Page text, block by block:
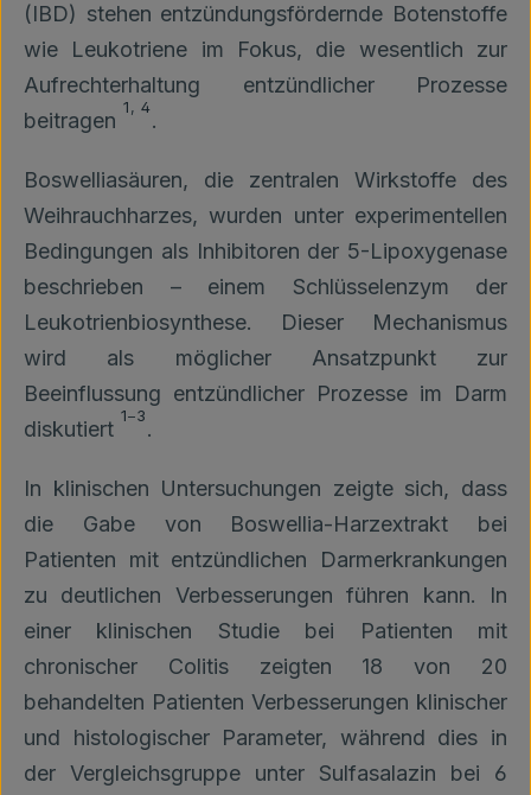
(IBD) stehen entzündungsfördernde Botenstoffe
wie Leukotriene im Fokus, die wesentlich zur
Aufrechterhaltung entzündlicher Prozesse
beitragen
1, 4
.
Boswelliasäuren, die zentralen Wirkstoffe des
Weihrauchharzes, wurden unter experimentellen
Bedingungen als Inhibitoren der 5-Lipoxygenase
beschrieben – einem Schlüsselenzym der
Leukotrienbiosynthese. Dieser Mechanismus
wird als möglicher Ansatzpunkt zur
Beeinflussung entzündlicher Prozesse im Darm
diskutiert
1–3
.
In klinischen Untersuchungen zeigte sich, dass
die Gabe von Boswellia-Harzextrakt bei
Patienten mit entzündlichen Darmerkrankungen
zu deutlichen Verbesserungen führen kann. In
einer klinischen Studie bei Patienten mit
chronischer Colitis zeigten 18 von 20
behandelten Patienten Verbesserungen klinischer
und histologischer Parameter, während dies in
der Vergleichsgruppe unter Sulfasalazin bei 6